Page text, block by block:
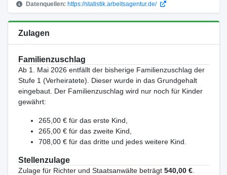
Datenquellen: https://statistik.arbeitsagentur.de/
Zulagen
Familienzuschlag
Ab 1. Mai 2026 entfällt der bisherige Familienzuschlag der
Stufe 1 (Verheiratete). Dieser wurde in das Grundgehalt
eingebaut. Der Familienzuschlag wird nur noch für Kinder
gewährt:
265,00 € für das erste Kind,
265,00 € für das zweite Kind,
708,00 € für das dritte und jedes weitere Kind.
Stellenzulage
Zulage für Richter und Staatsanwälte beträgt 540,00 €.